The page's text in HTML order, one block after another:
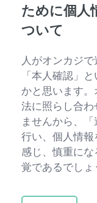
ために個人
ついて
人がオンカジ
「本人確認」
かと思います
法に照らし合
ませんから、
行い、個人情
感じ、慎重に
覚であるでしょ